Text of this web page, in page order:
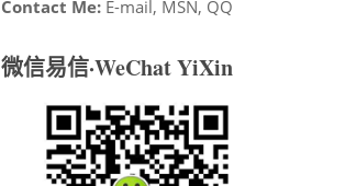
Contact Me: E-mail, MSN, QQ
微信易信·WeChat YiXin